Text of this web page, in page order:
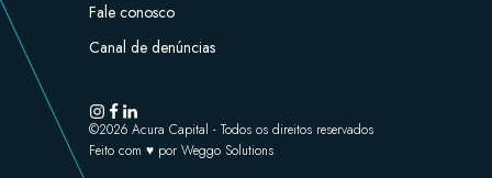
Fale conosco
Canal de denúncias
©2026Acura Capital - Todos os direitos reservados
Feito com ♥ por Weggo Solutions